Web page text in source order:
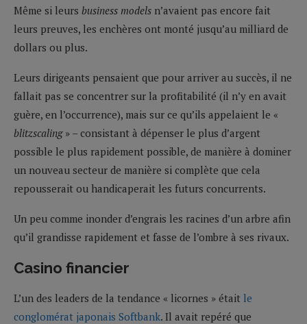
Même si leurs business models n’avaient pas encore fait
leurs preuves, les enchères ont monté jusqu’au milliard de
dollars ou plus.
Leurs dirigeants pensaient que pour arriver au succès, il ne
fallait pas se concentrer sur la profitabilité (il n’y en avait
guère, en l’occurrence), mais sur ce qu’ils appelaient le «
blitzscaling » – consistant à dépenser le plus d’argent
possible le plus rapidement possible, de manière à dominer
un nouveau secteur de manière si complète que cela
repousserait ou handicaperait les futurs concurrents.
Un peu comme inonder d’engrais les racines d’un arbre afin
qu’il grandisse rapidement et fasse de l’ombre à ses rivaux.
Casino financier
L’un des leaders de la tendance « licornes » était le
conglomérat japonais Softbank. Il avait repéré que